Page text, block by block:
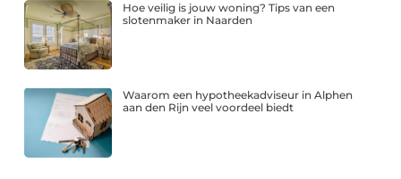
Hoe veilig is jouw woning? Tips van een
slotenmaker in Naarden
Waarom een hypotheekadviseur in Alphen
aan den Rijn veel voordeel biedt